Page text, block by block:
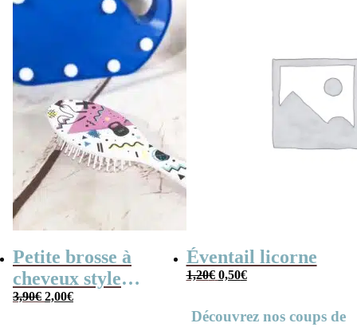
Petite brosse à
cheveux style
années 80
3,90€ Le
2,00€Le
Éventail licorne
1,20€ Le
était :
0,50€Le
est :
Découvrez nos coups de